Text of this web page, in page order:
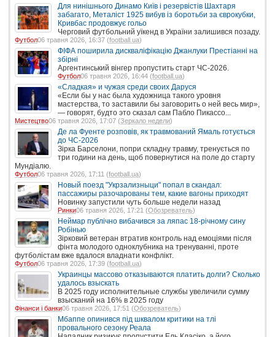
Для нинішнього Динамо Київ і резервістів Шахтаря
забагато, Металіст 1925 вибув із боротьби за єврокубки,
Кривбас продовжує гольо
Черговий футбольний уїкенд в України залишився позаду.
Футбол06 травня 2026, 16:37 (football.ua)
ФІФА поширила дискваліфікацію Джанлуки Престіанні на
збірні
Аргентинський вінгер пропустить старт ЧС-2026.
Футбол06 травня 2026, 16:44 (football.ua)
«Сладкая» и чужая среди своих Даруся
«Если бы у нас была художница такого уровня
мастерства, то заставили бы заговорить о ней весь мир»,
— говорят, будто это сказал сам Пабло Пикассо...
Мистецтво06 травня 2026, 17:07 (Зеркало недели)
Де ла Фуенте розповів, як травмований Ямаль готується
до ЧС-2026
Зірка Барселони, попри складну травму, тренується по
три години на день, щоб повернутися на поле до старту
Мундіалю.
Футбол06 травня 2026, 17:11 (football.ua)
Новый поезд "Укрзализныци" попал в скандал:
пассажиры разочарованы тем, какие вагоны приходят
Новинку запустили чуть больше недели назад
Ринки06 травня 2026, 17:21 (Обозреватель)
Неймар публічно вибачився за ляпас 18-річному сину
Робінью
Зірковий ветеран втратив контроль над емоціями після
фінта молодого одноклубника на тренуванні, проте
футболістам вже вдалося владнати конфлікт.
Футбол06 травня 2026, 17:39 (football.ua)
Украинцы массово отказываются платить долги? Сколько
удалось взыскать
В 2025 году исполнительные службы увеличили сумму
взысканий на 16% в 2025 году
Фінанси і банки06 травня 2026, 17:51 (Обозреватель)
Мбаппе опинився під шквалом критики на тлі
провального сезону Реала